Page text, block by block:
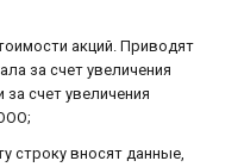
акций. Приводят
за счет увеличения
счет увеличения
строку вносят данные,